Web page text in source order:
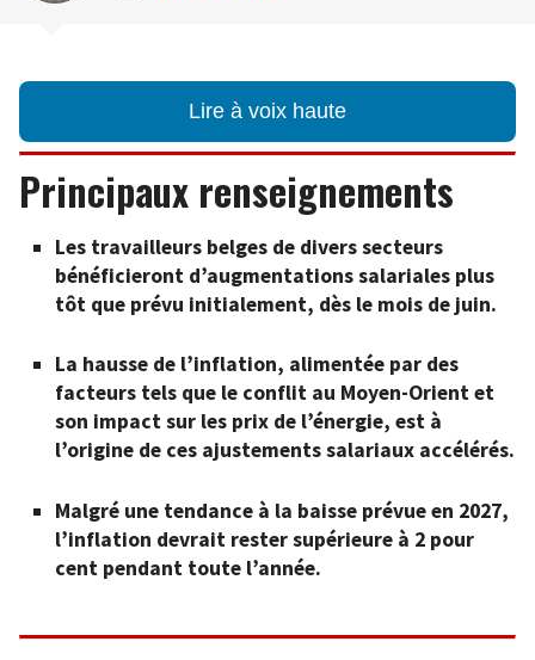
Lire à voix haute
Principaux renseignements
Les travailleurs belges de divers secteurs
bénéficieront d’augmentations salariales plus
tôt que prévu initialement, dès le mois de juin.
La hausse de l’inflation, alimentée par des
facteurs tels que le conflit au Moyen-Orient et
son impact sur les prix de l’énergie, est à
l’origine de ces ajustements salariaux accélérés.
Malgré une tendance à la baisse prévue en 2027,
l’inflation devrait rester supérieure à 2 pour
cent pendant toute l’année.